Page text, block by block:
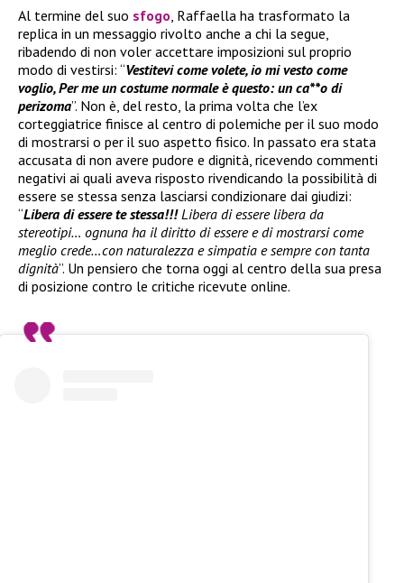
Al termine del suo sfogo, Raffaella ha trasformato la
replica in un messaggio rivolto anche a chi la segue,
ribadendo di non voler accettare imposizioni sul proprio
modo di vestirsi: “Vestitevi come volete, io mi vesto come
voglio, Per me un costume normale è questo: un ca**o di
perizoma”. Non è, del resto, la prima volta che l’ex
corteggiatrice finisce al centro di polemiche per il suo modo
di mostrarsi o per il suo aspetto fisico. In passato era stata
accusata di non avere pudore e dignità, ricevendo commenti
negativi ai quali aveva risposto rivendicando la possibilità di
essere se stessa senza lasciarsi condizionare dai giudizi:
“Libera di essere te stessa!!!Libera di essere libera da
stereotipi… ognuna ha il diritto di essere e di mostrarsi come
meglio crede…con naturalezza e simpatia e sempre con tanta
dignità”. Un pensiero che torna oggi al centro della sua presa
di posizione contro le critiche ricevute online.